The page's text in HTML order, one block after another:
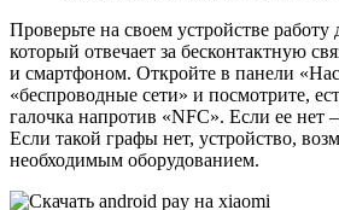
Проверьте на своем устройстве работу
который отвечает за бесконтактную
и смартфоном. Откройте в панели
«беспроводные сети» и посмотрите,
галочка напротив «NFC». Если ее нет
Если такой графы нет, устройство,
необходимым оборудованием.